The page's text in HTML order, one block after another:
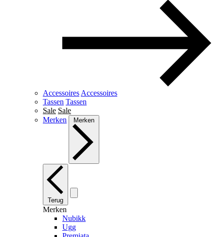
Accessoires Accessoires
Tassen Tassen
Sale Sale
Merken
Merken
Terug
Merken
Nubikk
Ugg